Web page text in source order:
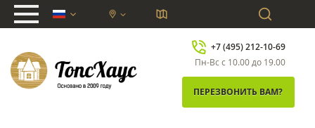
chevron_down
+7 (495) 212-10-69
Пн-Вс с 10.00 до 19.00
ПЕРЕЗВОНИТЬ ВАМ?